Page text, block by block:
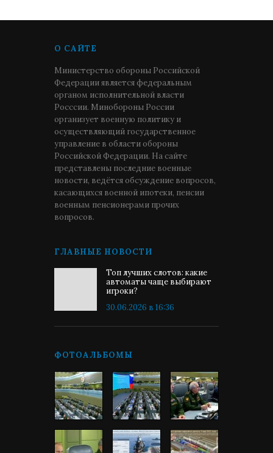
О САЙТЕ
Министерство обороны Российской
Федерации является федеральным
органом исполнительной власти
Росссии. Минобороны России
организует военную политику и
осуществляющий государственное
управление в области обороны
Российской Федерации. На сайте
представлены последние военные
новости, ведётся обсуждение вопросов,
касающихся военной ипотеки, пенсии
военным пенсионерами прочих
вопросов.
ГЛАВНЫЕ НОВОСТИ
Топ лучших слотов: какие
автоматы чаще выбирают
игроки?
30.06.2026 в 16:36
ФОТОАЛЬБОМЫ